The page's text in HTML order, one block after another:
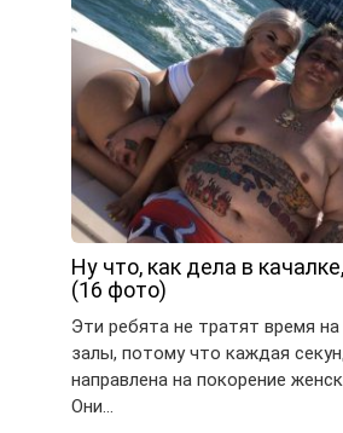
Ну что, как дела в
(16 фото)
Эти ребята не тратят время
залы, потому что каждая
направлена на покорение
Они…